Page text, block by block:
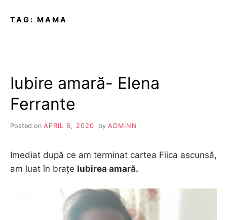
TAG: MAMA
Iubire amară- Elena
Ferrante
Posted on APRIL 6, 2020 by ADMINN
Imediat după ce am terminat cartea Fiica ascunsă,
am luat în brațe Iubirea amară.